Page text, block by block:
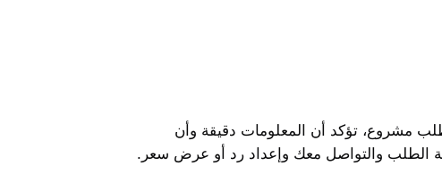
مشروع، تؤكد أن المعلومات دقيقة وأن
الطلب والتواصل معك وإعداد رد أو عرض سعر.